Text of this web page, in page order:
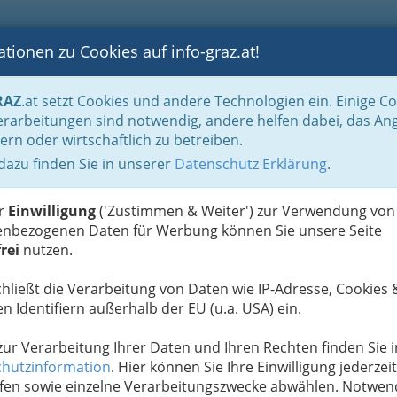
BLOGS FOTOS GASTRONOMIE BRANCHEN
zu Cookies auf info-graz.at!
.at setzt Cookies und andere Technologien ein. Einige
sind notwendig, andere helfen dabei, das
oder wirtschaftlich zu betreiben.
finden Sie in unserer Datenschutz Erklärung.
Einwilligung('Zustimmen & Weiter') zur Verwendung von
Daten für Werbung können Sie unsere Seite
nutzen.
die Verarbeitung von Daten wie IP-Adresse, Cookies
Identifiern außerhalb der EU (u.a. USA) ein.
Verarbeitung Ihrer Daten und Ihren Rechten finden Sie
. Hier können Sie Ihre Einwilligung jederzeit
sowie einzelne Verarbeitungszwecke abwählen.
Segeln & Yachting